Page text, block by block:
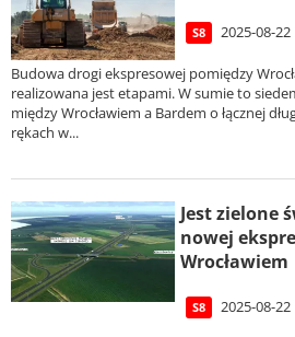
S8 2025-08-
Budowa drogi ekspresowej pomiędzy
realizowana jest etapami. W sumie to
między Wrocławiem a Bardem o łącznej
rękach w...
Jest zielone
nowej
Wrocławiem
S8 2025-08-